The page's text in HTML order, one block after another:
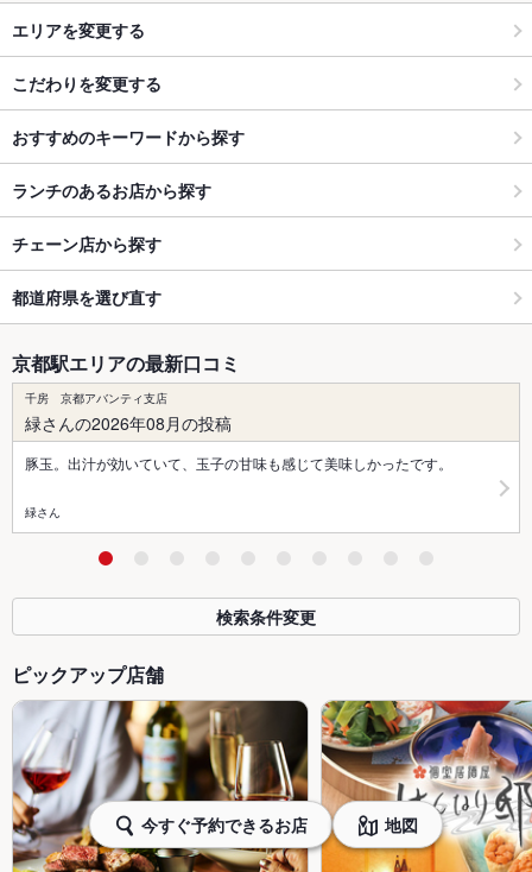
エリアを変更する
こだわりを変更する
おすすめのキーワードから探す
ランチのあるお店から探す
チェーン店から探す
都道府県を選び直す
京都駅エリアの最新口コミ
千房 京都アバンティ支店
緑さんの2026年08月の投稿
豚玉。出汁が効いていて、玉子の甘味も感じて美味しかったです。
緑さん
検索条件変更
ピックアップ店舗
今すぐ予約できるお店 地図